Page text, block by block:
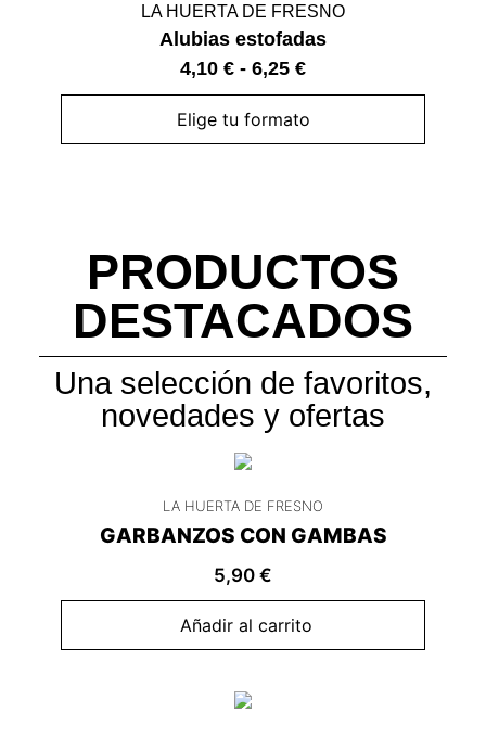
LA HUERTA DE FRESNO
Alubias estofadas
4,10 € - 6,25 €
Elige tu formato
PRODUCTOS
DESTACADOS
Una selección de favoritos,
novedades y ofertas
LA HUERTA DE FRESNO
GARBANZOS CON GAMBAS
5,90 €
Añadir al carrito